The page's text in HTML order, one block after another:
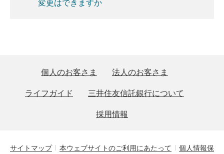
個人のお客さま
法人のお客さま
ライフガイド
三井住友信託銀行について
採用情報
サイトマップ 本ウェブサイトのご利用にあたって
個人情報保